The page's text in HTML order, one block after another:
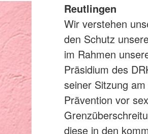
Reutlingen
Wir verstehen
den Schutz
im Rahmen
Präsidium des
seiner Sitzung
Prävention vor
diese in den